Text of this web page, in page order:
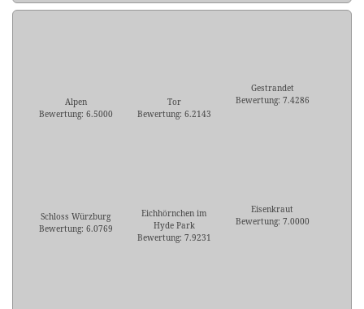
Alpen
Bewertung: 6.5000
Tor
Bewertung: 6.2143
Gestrandet
Bewertung: 7.4286
Schloss Würzburg
Bewertung: 6.0769
Eichhörnchen im
Hyde Park
Bewertung: 7.9231
Eisenkraut
Bewertung: 7.0000